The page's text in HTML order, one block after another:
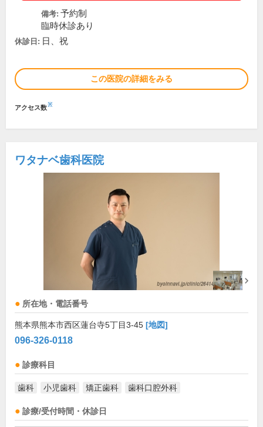
備考: 予約制
臨時休診あり
休診日: 日、祝
この医院の詳細をみる
アクセス数※
ワタナベ歯科医院
所在地・電話番号
熊本県熊本市西区蓮台寺5丁目3-45 [地図]
096-326-0118
診療科目
歯科 小児歯科 矯正歯科 歯科口腔外科
診療/受付時間・休診日